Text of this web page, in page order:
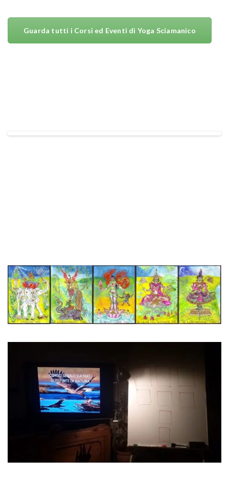
Guarda tutti i Corsi ed Eventi di Yoga Sciamanico